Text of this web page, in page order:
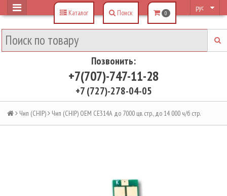
рус
Позвонить:
+7(707)-747-11-28
+7 (727)-278-04-05
Каталог Поиск 0
Чип (CHIP) Чип (CHIP) OEM CE314A до 7000 цв. стр., до 14 000 ч/б стр.